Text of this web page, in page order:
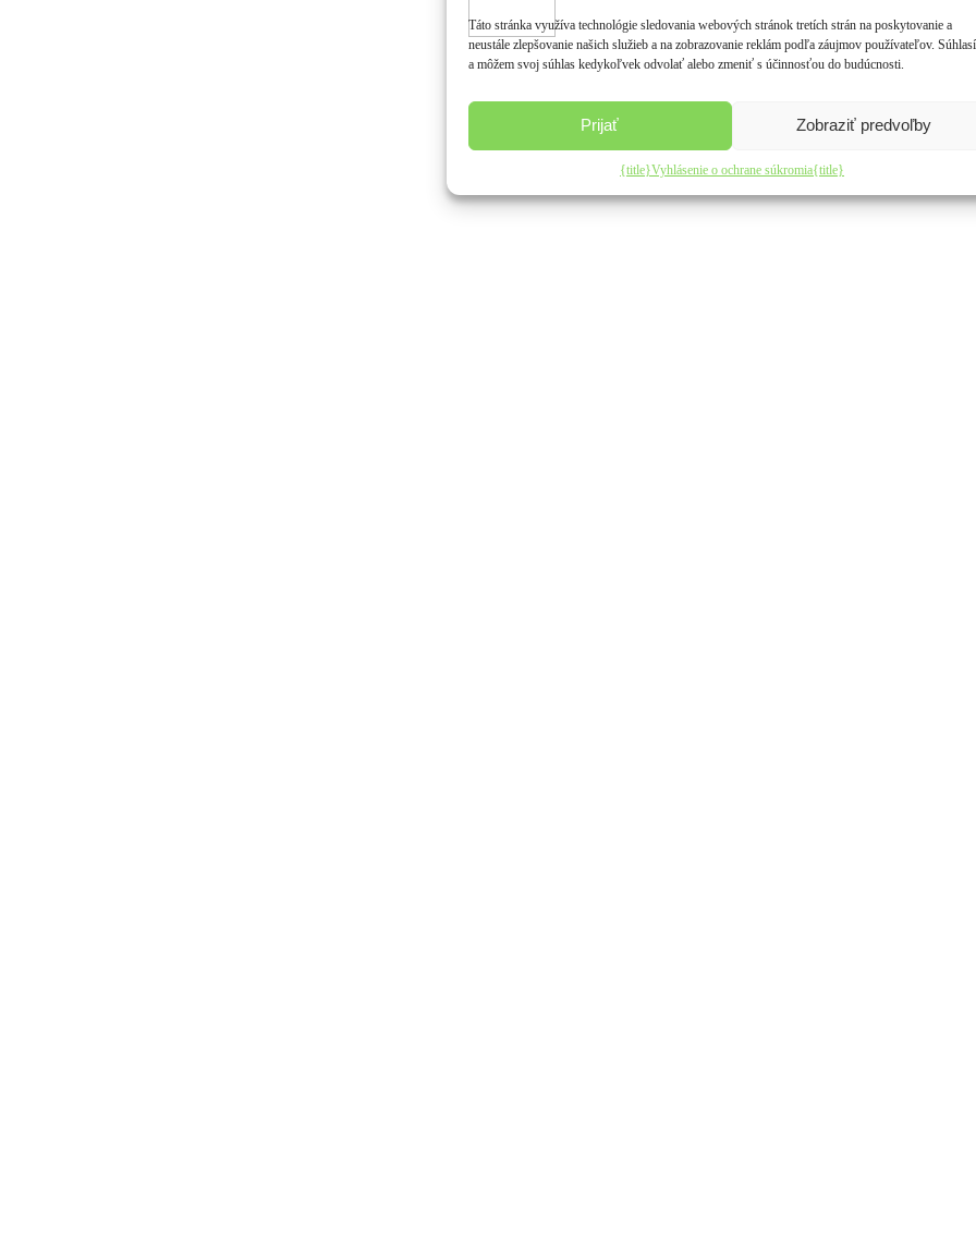
Táto stránka využíva technológie sledovania webových stránok tretích strán na poskytovanie a
neustále zlepšovanie našich služieb a na zobrazovanie reklám podľa záujmov používateľov.
a môžem svoj súhlas kedykoľvek odvolať alebo zmeniť s účinnosťou do budúcnosti.
Prijať Zobraziť predvoľby
{title}Vyhlásenie o ochrane súkromia{title}